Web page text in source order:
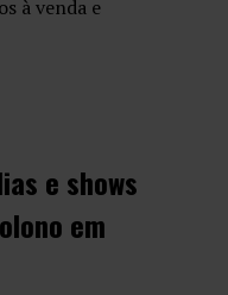
à venda e
e shows
em